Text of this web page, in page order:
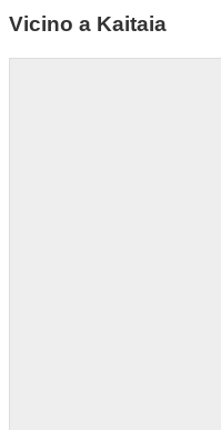
Vicino a Kaitaia